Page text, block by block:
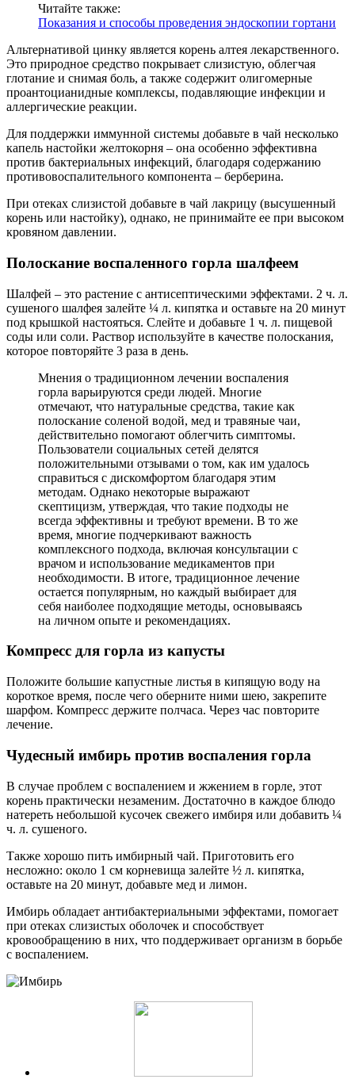
Читайте также:
Показания и способы проведения эндоскопии гортани
Альтернативой цинку является корень алтея лекарственного.
Это природное средство покрывает слизистую, облегчая
глотание и снимая боль, а также содержит олигомерные
проантоцианидные комплексы, подавляющие инфекции и
аллергические реакции.
Для поддержки иммунной системы добавьте в чай несколько
капель настойки желтокорня – она особенно эффективна
против бактериальных инфекций, благодаря содержанию
противовоспалительного компонента – берберина.
При отеках слизистой добавьте в чай лакрицу (высушенный
корень или настойку), однако, не принимайте ее при высоком
кровяном давлении.
Полоскание воспаленного горла шалфеем
Шалфей – это растение с антисептическими эффектами. 2 ч. л.
сушеного шалфея залейте ¼ л. кипятка и оставьте на 20 минут
под крышкой настояться. Слейте и добавьте 1 ч. л. пищевой
соды или соли. Раствор используйте в качестве полоскания,
которое повторяйте 3 раза в день.
Мнения о традиционном лечении воспаления
горла варьируются среди людей. Многие
отмечают, что натуральные средства, такие как
полоскание соленой водой, мед и травяные чаи,
действительно помогают облегчить симптомы.
Пользователи социальных сетей делятся
положительными отзывами о том, как им удалось
справиться с дискомфортом благодаря этим
методам. Однако некоторые выражают
скептицизм, утверждая, что такие подходы не
всегда эффективны и требуют времени. В то же
время, многие подчеркивают важность
комплексного подхода, включая консультации с
врачом и использование медикаментов при
необходимости. В итоге, традиционное лечение
остается популярным, но каждый выбирает для
себя наиболее подходящие методы, основываясь
на личном опыте и рекомендациях.
Компресс для горла из капусты
Положите большие капустные листья в кипящую воду на
короткое время, после чего оберните ними шею, закрепите
шарфом. Компресс держите полчаса. Через час повторите
лечение.
Чудесный имбирь против воспаления горла
В случае проблем с воспалением и жжением в горле, этот
корень практически незаменим. Достаточно в каждое блюдо
натереть небольшой кусочек свежего имбиря или добавить ¼
ч. л. сушеного.
Также хорошо пить имбирный чай. Приготовить его
несложно: около 1 см корневища залейте ½ л. кипятка,
оставьте на 20 минут, добавьте мед и лимон.
Имбирь обладает антибактериальными эффектами, помогает
при отеках слизистых оболочек и способствует
кровообращению в них, что поддерживает организм в борьбе
с воспалением.